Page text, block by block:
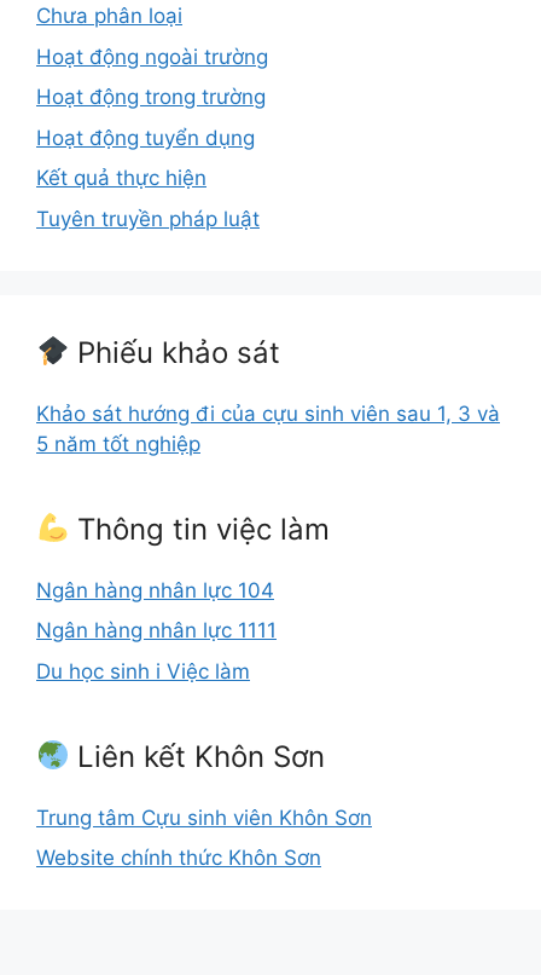
Chưa phân loại
Hoạt động ngoài trường
Hoạt động trong trường
Hoạt động tuyển dụng
Kết quả thực hiện
Tuyên truyền pháp luật
Phiếu khảo sát
Khảo sát hướng đi của cựu sinh viên sau 1, 3 và
5 năm tốt nghiệp
Thông tin việc làm
Ngân hàng nhân lực 104
Ngân hàng nhân lực 1111
Du học sinh i Việc làm
Liên kết Khôn Sơn
Trung tâm Cựu sinh viên Khôn Sơn
Website chính thức Khôn Sơn